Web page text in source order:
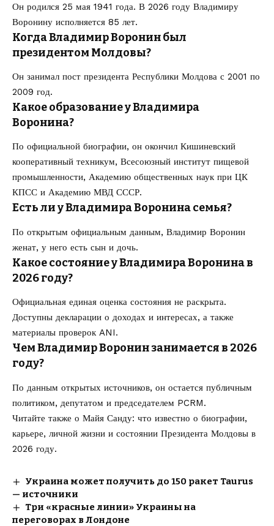
Он родился 25 мая 1941 года. В 2026 году Владимиру
Воронину исполняется 85 лет.
Когда Владимир Воронин был
президентом Молдовы?
Он занимал пост президента Республики Молдова с 2001 по
2009 год.
Какое образование у Владимира
Воронина?
По официальной биографии, он окончил Кишиневский
кооперативный техникум, Всесоюзный институт пищевой
промышленности, Академию общественных наук при ЦК
КПСС и Академию МВД СССР.
Есть ли у Владимира Воронина семья?
По открытым официальным данным, Владимир Воронин
женат, у него есть сын и дочь.
Какое состояние у Владимира Воронина в
2026 году?
Официальная единая оценка состояния не раскрыта.
Доступны декларации о доходах и интересах, а также
материалы проверок ANI.
Чем Владимир Воронин занимается в 2026
году?
По данным открытых источников, он остается публичным
политиком, депутатом и председателем PCRM.
Читайте также о Майя Санду: что известно о биографии,
карьере, личной жизни и состоянии Президента Молдовы в
2026 году.
Украина может получить до 150 ракет Taurus
— источники
Три «красные линии» Украины на
переговорах в Лондоне